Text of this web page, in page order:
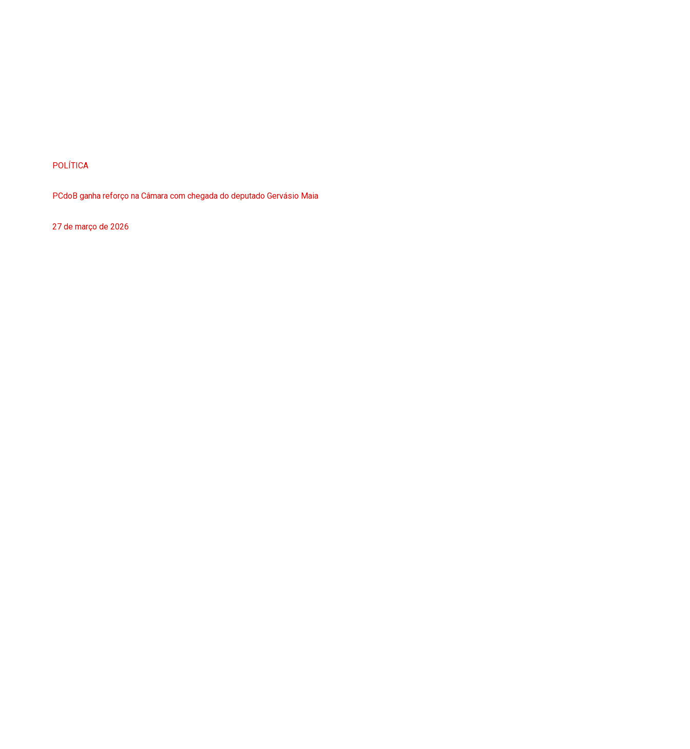
POLÍTICA
PCdoB ganha reforço na Câmara com chegada do deputado Gervásio Maia
27 de março de 2026